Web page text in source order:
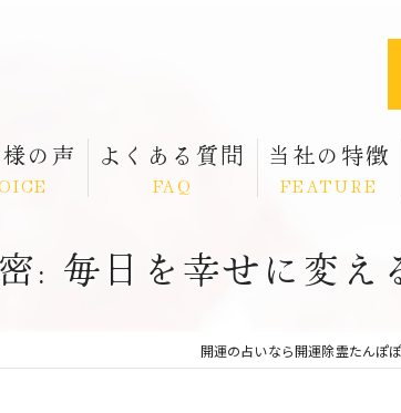
の声 よくある質問
FAQ
当社の特徴
FEATURE
スピリチュアル
霊視
: 毎日を幸せに変え
開運の占いなら開運除霊たんぽ